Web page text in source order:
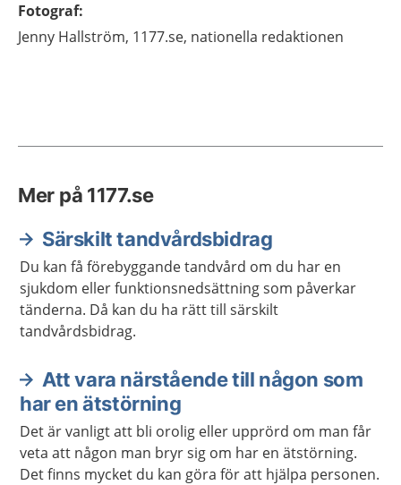
Fotograf:
Jenny Hallström, 1177.se, nationella redaktionen
Mer på 1177.se
Särskilt tandvårdsbidrag
Du kan få förebyggande tandvård om du har en
sjukdom eller funktionsnedsättning som påverkar
tänderna. Då kan du ha rätt till särskilt
tandvårdsbidrag.
Att vara närstående till någon som
har en ätstörning
Det är vanligt att bli orolig eller upprörd om man får
veta att någon man bryr sig om har en ätstörning.
Det finns mycket du kan göra för att hjälpa personen.